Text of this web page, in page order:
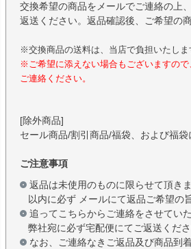
交換希望の商品をメールでご連絡の上
返送ください。返品確認後、ご希望の
※交換商品の送料は、当店で負担いたしま
※ご希望に添えない場合もございますの
ご連絡ください。
[除外商品]
セール商品/割引商品/福袋、および福
ご注意事項
返品は未使用のものに限らせて頂き
以内に必ず メールにて返品ご希望の
追ってこちらからご連絡をさせてい
弊社宛に必ず宅配便にてご返送くださ
なお、ご連絡なきご返品及び商品到